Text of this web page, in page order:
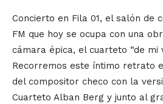
Concierto en Fila 01, el salón de
FM que hoy se ocupa con una
cámara épica, el cuarteto “de mi
Recorremos este íntimo retrato
del compositor checo con la
Cuarteto Alban Berg y junto al